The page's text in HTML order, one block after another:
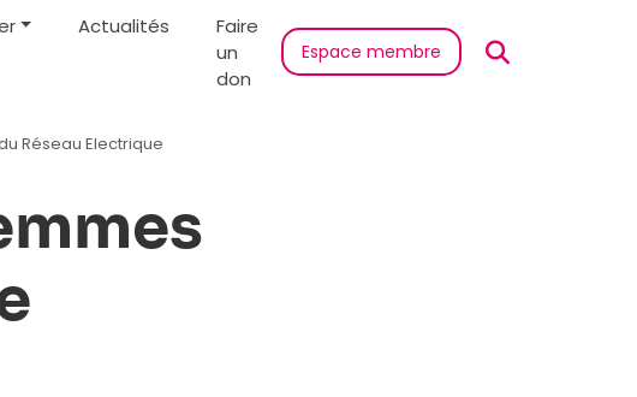
Actualités
Faire
un
don
Espace membre
Réseau Electrique